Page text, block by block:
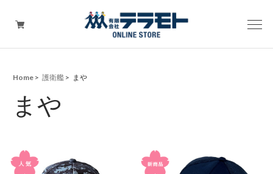
ピックアップアイテム
Home 護衛艦 まや
まや